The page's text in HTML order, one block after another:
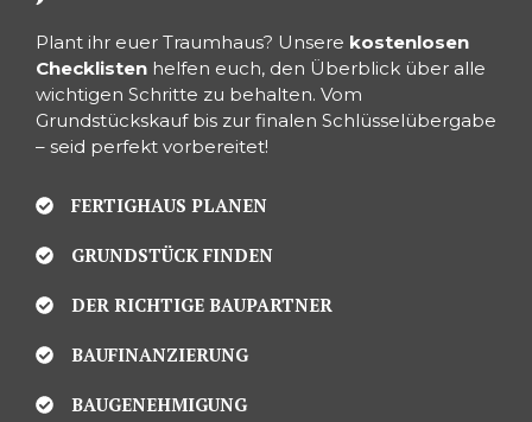
Plant ihr euer Traumhaus? Unsere kostenlosen
Checklisten helfen euch, den Überblick über alle
wichtigen Schritte zu behalten. Vom
Grundstückskauf bis zur finalen Schlüsselübergabe
– seid perfekt vorbereitet!
FERTIGHAUS PLANEN
GRUNDSTÜCK FINDEN
DER RICHTIGE BAUPARTNER
BAUFINANZIERUNG
BAUGENEHMIGUNG